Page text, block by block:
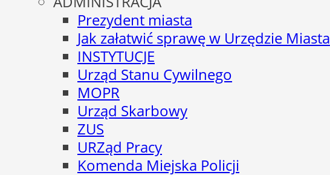
Prezydent miasta
Jak załatwić sprawę w Urzędzie Miasta
INSTYTUCJE
Urząd Stanu Cywilnego
MOPR
Urząd Skarbowy
ZUS
URZąd Pracy
Komenda Miejska Policji